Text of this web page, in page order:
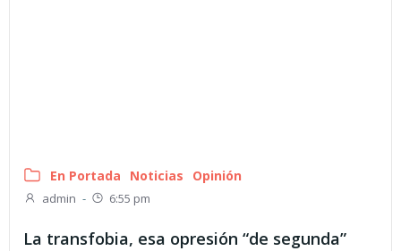
En Portada Noticias Opinión
admin - 6:55 pm
La transfobia, esa opresión “de segunda”